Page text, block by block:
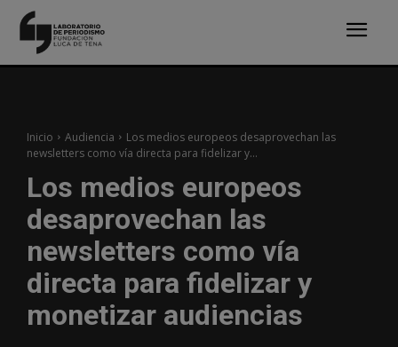
Inicio Audiencia
Los medios europeos desaprovechan las
newsletters como vía directa para fidelizar y...
Los medios europeos
desaprovechan las
newsletters como vía
directa para fidelizar y
monetizar audiencias